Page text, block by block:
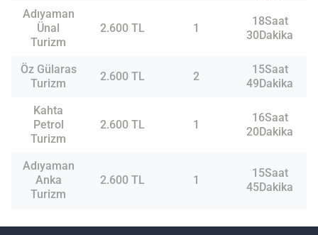
Adıyaman
Ünal
Turizm
2.600 TL 1
18Saat
30Dakika
Öz Gülaras
Turizm
2.600 TL 2
15Saat
49Dakika
Kahta
Petrol
Turizm
2.600 TL 1
16Saat
20Dakika
Adıyaman
Anka
Turizm
2.600 TL 1
15Saat
45Dakika